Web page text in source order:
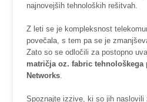
najnovejših tehnoloških rešitvah.
Z leti se je kompleksnost
povečala, s tem pa se je
Zato so se odločili za postopno
matričja oz. fabric tehnološkega
Networks
Spoznajte izzive, ki so jih naslovili